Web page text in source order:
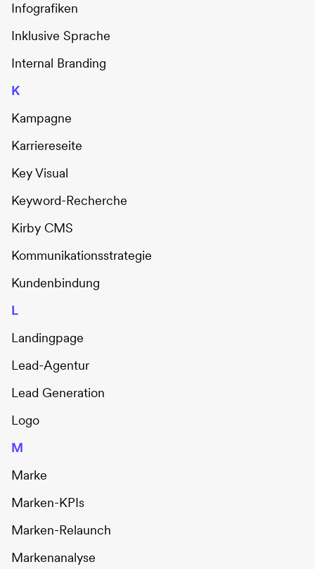
Infografiken
Inklusive Sprache
Internal Branding
K
Kampagne
Karriereseite
Key Visual
Keyword-Recherche
Kirby CMS
Kommunikationsstrategie
Kundenbindung
L
Landingpage
Lead-Agentur
Lead Generation
Logo
M
Marke
Marken-KPIs
Marken-Relaunch
Markenanalyse